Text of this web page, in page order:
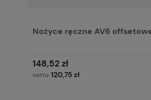
Nożyce ręczne AV6
148,52 zł
netto:120,75 zł